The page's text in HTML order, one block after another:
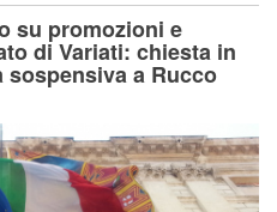
su promozioni e
di Variati: chiesta in
sospensiva a Rucco